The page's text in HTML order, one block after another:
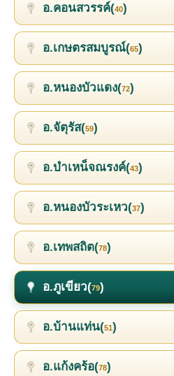
อ.คอนสวรรค์(40)
อ.เกษตรสมบูรณ์(65)
อ.หนองบัวแดง(72)
อ.จัตุรัส(59)
อ.บำเหน็จณรงค์(43)
อ.หนองบัวระเหว(37)
อ.เทพสถิต(78)
อ.ภูเขียว(79)
อ.บ้านแท่น(51)
อ.แก้งคร้อ(78)